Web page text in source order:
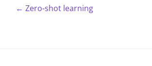
← Zero-shot learning